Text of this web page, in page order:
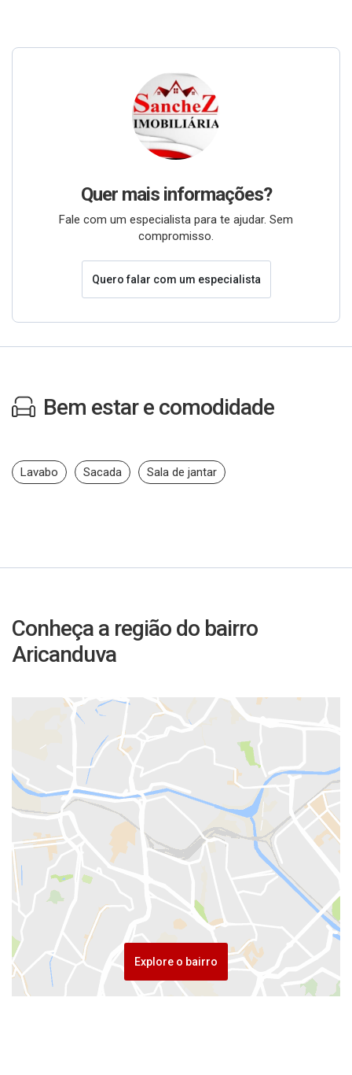
Quer mais informações?
Fale com um especialista para te ajudar. Sem
compromisso.
Quero falar com um especialista
Bem estar e comodidade
Lavabo Sacada Sala de jantar
Conheça a região do bairro
Aricanduva
Explore o bairro